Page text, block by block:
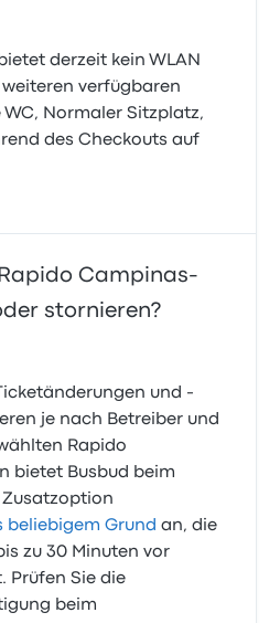
derzeit kein WLAN
verfügbaren
Normaler Sitzplatz,
des Checkouts auf
Campinas-
stornieren?
und -
je nach Betreiber und
Rapido
bietet Busbud beim
beliebigem Grund an, die
zu 30 Minuten vor
Prüfen Sie die
beim